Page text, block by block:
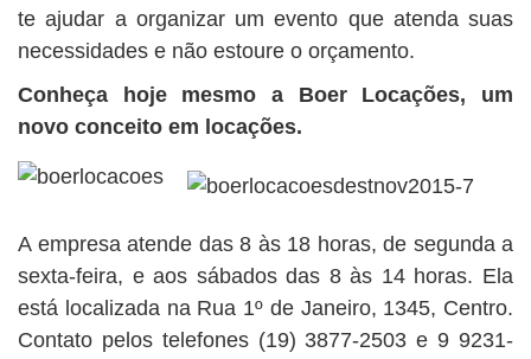
te ajudar a organizar um evento que atenda suas
necessidades e não estoure o orçamento.
Conheça hoje mesmo a Boer Locações, um
novo conceito em locações.
A empresa atende das 8 às 18 horas, de segunda a
sexta-feira, e aos sábados das 8 às 14 horas. Ela
está localizada na Rua 1º de Janeiro, 1345, Centro.
Contato pelos telefones (19) 3877-2503 e 9 9231-